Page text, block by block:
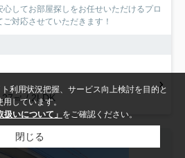
してお部屋探しをお任せいただけるプロ
対応させていただきます！
㎡ / 2LDK
利用状況把握、サービス向上検討を目的と
しています。
扱いについて」 をご確認ください。
閉じる